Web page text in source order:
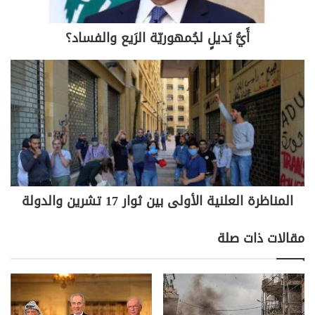
منابع ذلك فتعود لمواقفه الإنسانية ، الاجتماعية حيث قيل
عنه أنه مواطن قبل أن يكون أديبا التي تصب طبعا في
معاركه السياسية التي خاضها ضد الديكتاتورية سعيه نحو
الحرية ، وهي ما يمكن لمسها في خلاصته كأديب والكامنة
في "ظل ما ملكناه" الذي حسب قوله "لا يمكن أن يتحرّر
إلاّ حين نظفر به" ، أو في "عالم في نهاية العالم" .
يقول "أنا انسان حر عندما أقرن الحق بالسعادة ..وبالتالي
الحرية حق إنساني" وهذا ما دفعه للتحدث بهذا المعنى عن
الشجاع والثائر "لا وجود للشجعان لأن الخوف يلازمهم في
مسيرتهم أمّا الثوّار فنجد جوابها في قصة الحلزون الذي
اكتشف فيه أهمية البطء قائلا :" الثائر الحقيقي هو الذي
يعرف الخوف ، لكنه يعلم كيف يستولي وينتصرعليه".
كان الأدب لسيبولفيدا مهما لإيصال الصوت والحلم لمن لا
صوت لهم كما يقول ، لذا في هذا المعنى جعل قرّاءه
يحلمون . إنها قدرة وقوة الحلم الذي يقول فيه "أن نحلم
ونبقى أوفياء لأحلامنا يعني أن نكون وعالمنا أفضل " .فهو
دون شك من الذين عرفوا كيف يدافعون عن الحرية
أَيُّ بَديلٍ لجُمهوريّة الرَيع والفساد؟
المناظرة العلنية الأولى بين ثوار 17 تشرين والدولة
مقالات ذات صلة